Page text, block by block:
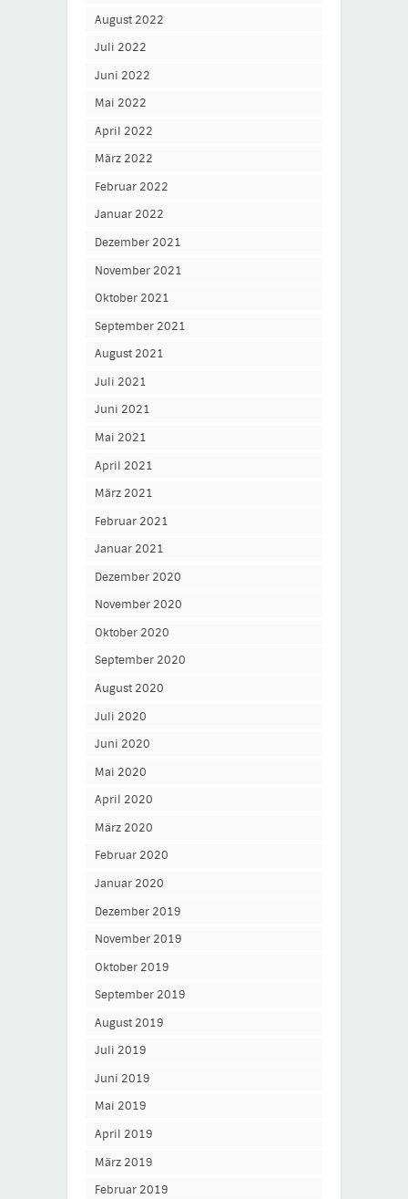
August 2022
Juli 2022
Juni 2022
Mai 2022
April 2022
März 2022
Februar 2022
Januar 2022
Dezember 2021
November 2021
Oktober 2021
September 2021
August 2021
Juli 2021
Juni 2021
Mai 2021
April 2021
März 2021
Februar 2021
Januar 2021
Dezember 2020
November 2020
Oktober 2020
September 2020
August 2020
Juli 2020
Juni 2020
Mai 2020
April 2020
März 2020
Februar 2020
Januar 2020
Dezember 2019
November 2019
Oktober 2019
September 2019
August 2019
Juli 2019
Juni 2019
Mai 2019
April 2019
März 2019
Februar 2019